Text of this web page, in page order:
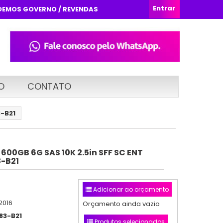
Entrar
GOVERNO / REVENDAS
CONTATO
B21
6G SAS 10K 2.5in SFF SC ENT
B21
Adicionar ao orçamento
Orçamento ainda vazio